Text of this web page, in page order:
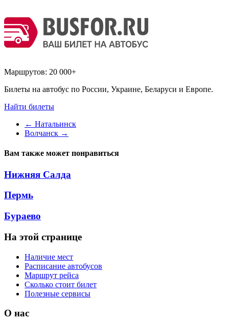
Маршрутов: 20 000+
Билеты на автобус по России, Украине, Беларуси и Европе.
Найти билеты
← Натальинск
Волчанск →
Вам также может понравиться
Нижняя Салда
Пермь
Бураево
На этой странице
Наличие мест
Расписание автобусов
Маршрут рейса
Сколько стоит билет
Полезные сервисы
О нас